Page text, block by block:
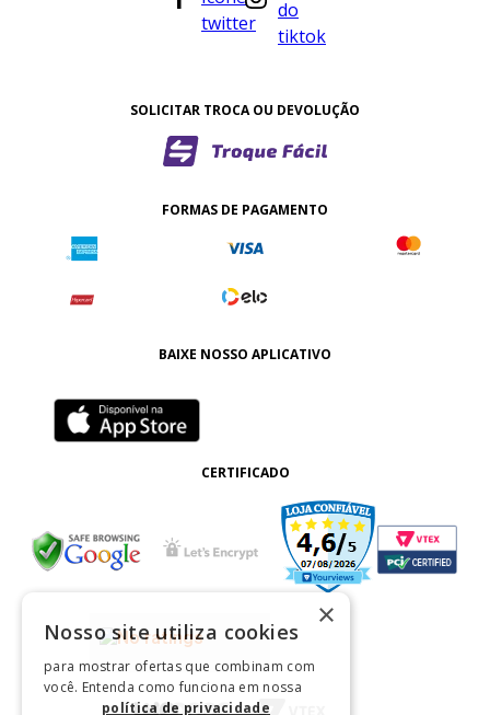
SOLICITAR TROCA OU DEVOLUÇÃO
FORMAS DE PAGAMENTO
BAIXE NOSSO APLICATIVO
CERTIFICADO
×
Nosso site utiliza cookies
para mostrar ofertas que combinam com
você. Entenda como funciona em nossa
política de privacidade